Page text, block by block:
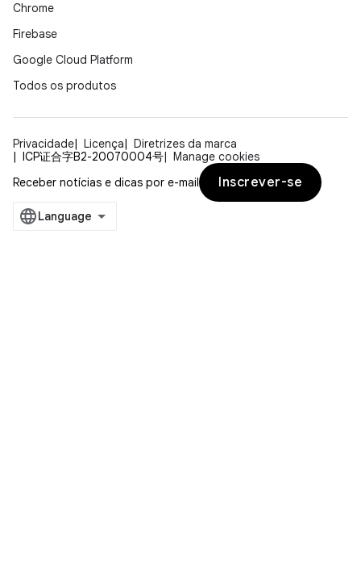
Chrome
Firebase
Google Cloud Platform
Todos os produtos
Privacidade Licença
Diretrizes da marca
ICP证合字B2-20070004号
Manage cookies
Receber notícias e dicas por e-mail
Inscrever-se